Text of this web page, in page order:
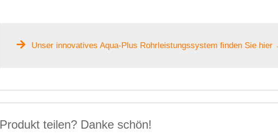
Unser innovatives Aqua-Plus Rohrleistungssystem finden Sie
Produkt teilen? Danke schön!